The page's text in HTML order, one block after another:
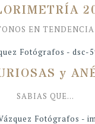
EN TENDENCIA
y
SABIAS QUE...